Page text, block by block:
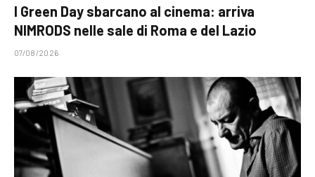
I Green Day sbarcano al cinema: arriva
NIMRODS nelle sale di Roma e del Lazio
07/08/2026